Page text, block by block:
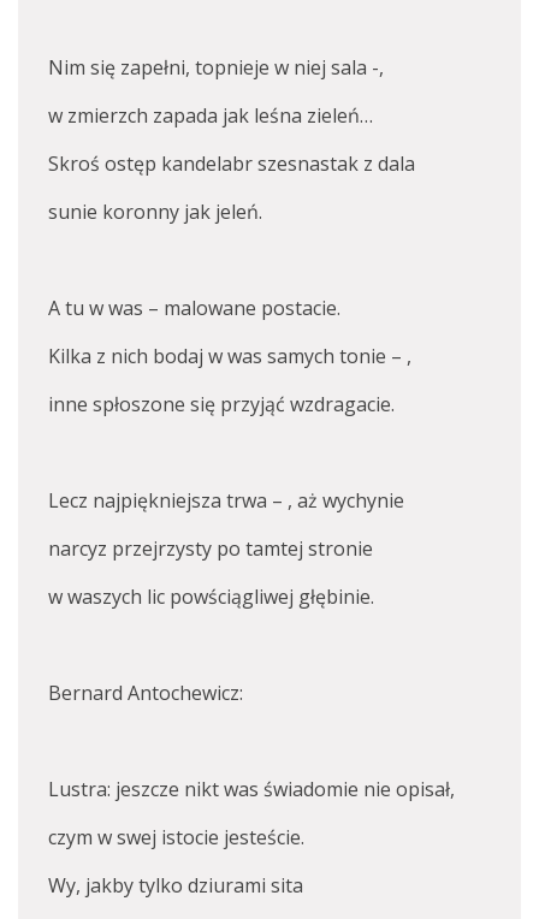
Nim się zapełni, topnieje w niej sala -,
w zmierzch zapada jak leśna zieleń…
Skroś ostęp kandelabr szesnastak z dala
sunie koronny jak jeleń.
A tu w was – malowane postacie.
Kilka z nich bodaj w was samych tonie – ,
inne spłoszone się przyjąć wzdragacie.
Lecz najpiękniejsza trwa – , aż wychynie
narcyz przejrzysty po tamtej stronie
w waszych lic powściągliwej głębinie.
Bernard Antochewicz:
Lustra: jeszcze nikt was świadomie nie opisał,
czym w swej istocie jesteście.
Wy, jakby tylko dziurami sita